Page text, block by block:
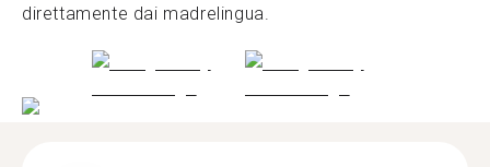
direttamente dai madrelingua.